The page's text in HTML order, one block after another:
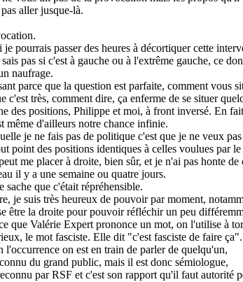
aller jusque-là.
je pourrais passer des heures à décortiquer cette
pas si c'est à gauche ou à l'extrême gauche, ce
naufrage.
parce que la question est parfaite, comment vous
c'est très, comment dire, ça enferme de se situer
des positions, Philippe et moi, à front inversé. En
même d'ailleurs notre chance infinie.
je ne fais pas de politique c'est que je ne veux
point des positions identiques à celles voulues par
me placer à droite, bien sûr, et je n'ai pas honte de
il y a une semaine ou quatre jours.
sache que c'était répréhensible.
je suis très heureux de pouvoir par moment,
être la droite pour pouvoir réfléchir un peu
que Valérie Expert prononce un mot, on l'utilise à
le mot fasciste. Elle dit "c'est fasciste de faire ça".
l'occurrence on est en train de parler de quelqu'un,
du grand public, mais il est donc sémiologue,
par RSF et c'est son rapport qu'il faut autorité